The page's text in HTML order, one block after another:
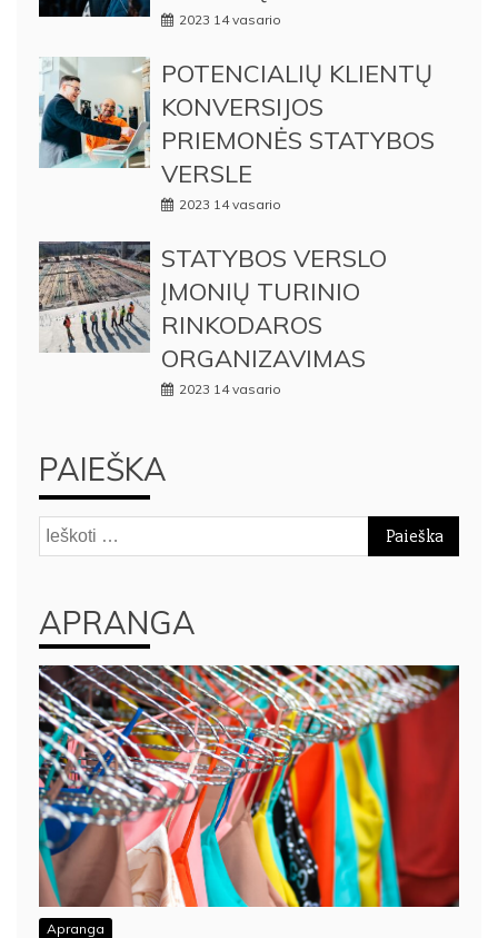
2023 14 vasario
POTENCIALIŲ KLIENTŲ
KONVERSIJOS
PRIEMONĖS STATYBOS
VERSLE
2023 14 vasario
STATYBOS VERSLO
ĮMONIŲ TURINIO
RINKODAROS
ORGANIZAVIMAS
2023 14 vasario
PAIEŠKA
Ieškoti:
APRANGA
Apranga